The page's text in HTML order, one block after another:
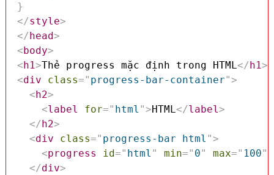
}
</style>
</ head>
< body>
< h1>Thẻ progress mặc định trong HTML</ h1>
<div class=" progress-bar-container">
< h2>
<label for=" html ">HTML</label>
</ h2>
<div class=" progress-bar html ">
<progress id=" html " min=" 0" max=" 100"
</div>